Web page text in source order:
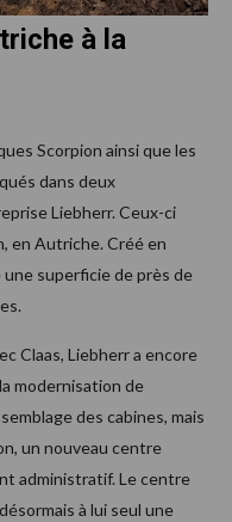
à la
Scorpion ainsi que les
dans deux
Liebherr. Ceux-ci
en Autriche. Créé en
superficie de près de
Claas, Liebherr a encore
modernisation de
des cabines, mais
un nouveau centre
administratif. Le centre
à lui seul une